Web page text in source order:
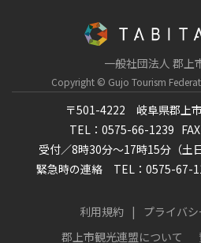
一般社団法人 郡上
Copyright © Gujo Tourism
〒501-4222 岐阜県郡上
TEL：0575-66-1239
受付／8時30分～17時15分（土
緊急時の連絡 TEL：0575-67-
利用規約
プライバ
郡上市観光連盟について